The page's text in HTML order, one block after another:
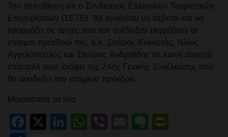
Την πεποίθηση ότι ο Σύνδεσμος Ελληνικών Τουριστικών
Επιχειρήσεων (ΣΕΤΕ) θα συνεχίσει να σέβεται και να
εφαρμόζει τις αρχές που τον ανέδειξαν εκφράζουν οι
επίτιμοι πρόεδροί του, κ.κ. Σπύρος Κοκκοτός, Νίκος
Αγγελόπουλος και Σταύρος Ανδρεάδης σε κοινή ανοιχτή
επιστολή τους ενόψει της 24ης Γενικής Συνέλευσης που
θα αναδείξει τον επόμενο πρόεδρο.
Μοιραστείτε τα νέα
Facebook
X LinkedIn
WhatsApp
ViberEmailEvernote